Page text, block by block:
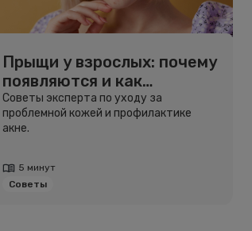
Прыщи у взрослых: почему
появляются и как
избавиться
Советы эксперта по уходу за
проблемной кожей и профилактике
акне.
5 минут
Советы